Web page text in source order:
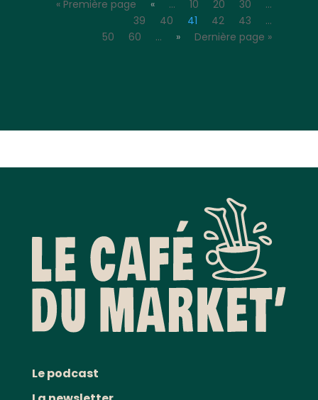
« Première page « … 10 20 30
…
39
40 41 42 43
…
50
60 … » Dernière page »
Le podcast